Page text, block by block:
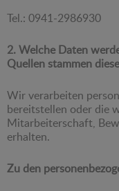
Tel.: 0941-2986930
2. Welche Daten
Quellen stammen
Wir verarbeiten
bereitstellen oder die
Mitarbeiterschaft,
erhalten.
Zu den